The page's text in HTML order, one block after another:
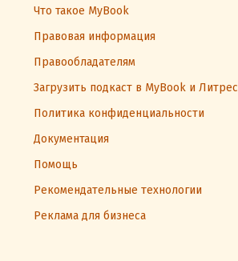
Что такое MyBook
Правовая информация
Правообладателям
Загрузить подкаст в MyBook и Литрес
Политика конфиденциальности
Документация
Помощь
Рекомендательные технологии
Реклама для бизнеса